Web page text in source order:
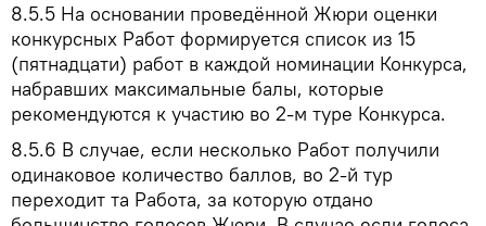
8.5.5 На основании проведённой Жюри оценки
конкурсных Работ формируется список из 15
(пятнадцати) работ в каждой номинации Конкурса,
набравших максимальные балы, которые
рекомендуются к участию во 2-м туре Конкурса.
8.5.6 В случае, если несколько Работ получили
одинаковое количество баллов, во 2-й тур
переходит та Работа, за которую отдано